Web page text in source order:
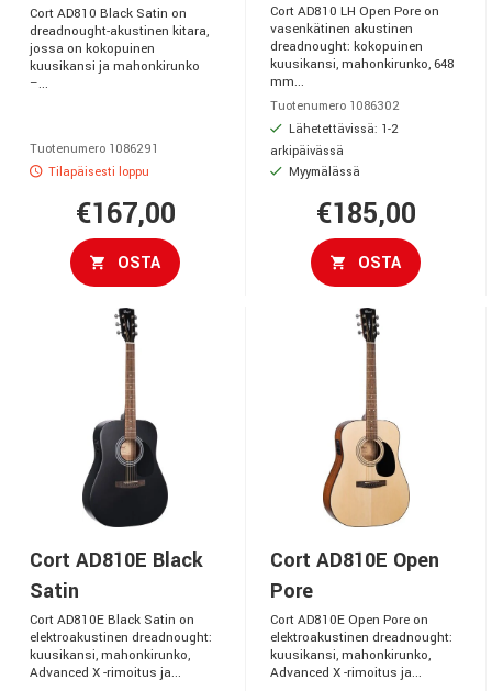
Cort AD810 Black Satin on
dreadnought-akustinen kitara,
jossa on kokopuinen
kuusikansi ja mahonkirunko
–...
Tuotenumero 1086291
Tilapäisesti loppu
€167,00
OSTA
Cort AD810 LH Open Pore on
vasenkätinen akustinen
dreadnought: kokopuinen
kuusikansi, mahonkirunko, 648
mm...
Tuotenumero 1086302
Lähetettävissä: 1-2
arkipäivässä
Myymälässä
€185,00
OSTA
Cort AD810E Black
Satin
Cort AD810E Black Satin on
elektroakustinen dreadnought:
kuusikansi, mahonkirunko,
Advanced X -rimoitus ja...
Cort AD810E Open
Pore
Cort AD810E Open Pore on
elektroakustinen dreadnought:
kuusikansi, mahonkirunko,
Advanced X -rimoitus ja...